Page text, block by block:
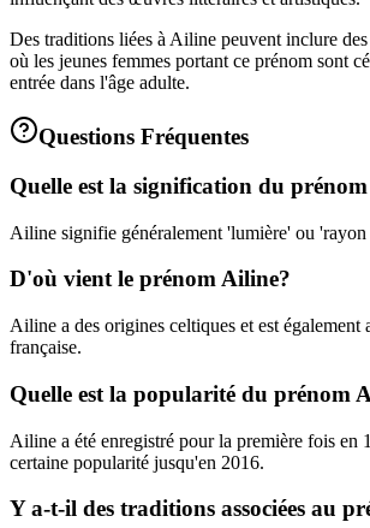
Des traditions liées à Ailine peuvent inclure des
où les jeunes femmes portant ce prénom sont
entrée dans l'âge adulte.
Questions Fréquentes
Quelle est la signification du
Ailine signifie généralement 'lumière' ou 'rayon
D'où vient le prénom Ailine?
Ailine a des origines celtiques et est également
française.
Quelle est la popularité du prénom
Ailine a été enregistré pour la première fois en
certaine popularité jusqu'en 2016.
Y a-t-il des traditions associées au